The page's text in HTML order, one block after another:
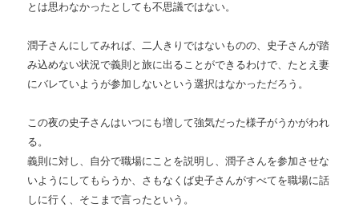
とは思わなかったとしても不思議ではない。
潤子さんにしてみれば、二人きりではないものの、史子さんが踏
み込めない状況で義則と旅に出ることができるわけで、たとえ妻
にバレていようが参加しないという選択はなかっただろう。
この夜の史子さんはいつにも増して強気だった様子がうかがわれ
る。
義則に対し、自分で職場にことを説明し、潤子さんを参加させな
いようにしてもらうか、さもなくば史子さんがすべてを職場に話
しに行く、そこまで言ったという。